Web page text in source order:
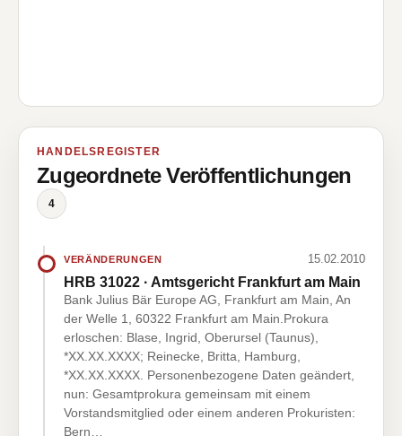
HANDELSREGISTER
Zugeordnete Veröffentlichungen
4
VERÄNDERUNGEN 15.02.2010
HRB 31022 · Amtsgericht Frankfurt am Main
Bank Julius Bär Europe AG, Frankfurt am Main, An
der Welle 1, 60322 Frankfurt am Main.Prokura
erloschen: Blase, Ingrid, Oberursel (Taunus),
*XX.XX.XXXX; Reinecke, Britta, Hamburg,
*XX.XX.XXXX. Personenbezogene Daten geändert,
nun: Gesamtprokura gemeinsam mit einem
Vorstandsmitglied oder einem anderen Prokuristen:
Bern…